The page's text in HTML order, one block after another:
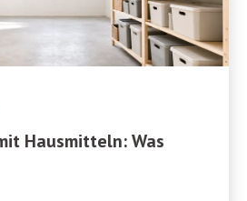
Hausmitteln: Was